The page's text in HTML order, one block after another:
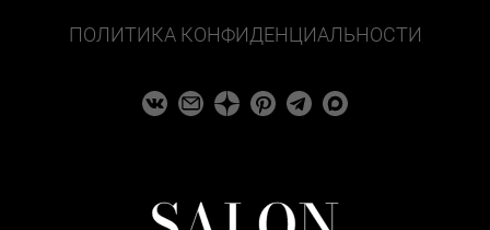
ПОЛИТИКА КОНФИДЕНЦИАЛЬНОСТИ